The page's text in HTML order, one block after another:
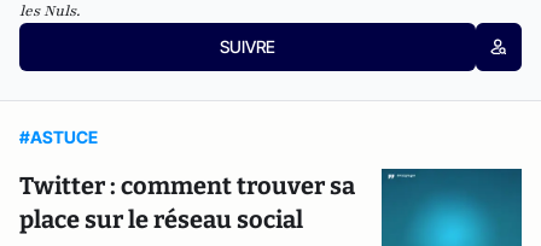
les Nuls.
SUIVRE
#ASTUCE
Twitter : comment trouver sa
place sur le réseau social